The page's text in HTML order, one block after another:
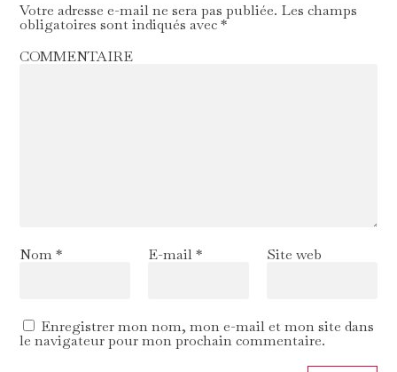
Votre adresse e-mail ne sera pas publiée. Les champs
obligatoires sont indiqués avec*
COMMENTAIRE
Nom* E-mail* Site web
Enregistrer mon nom, mon e-mail et mon site dans
le navigateur pour mon prochain commentaire.